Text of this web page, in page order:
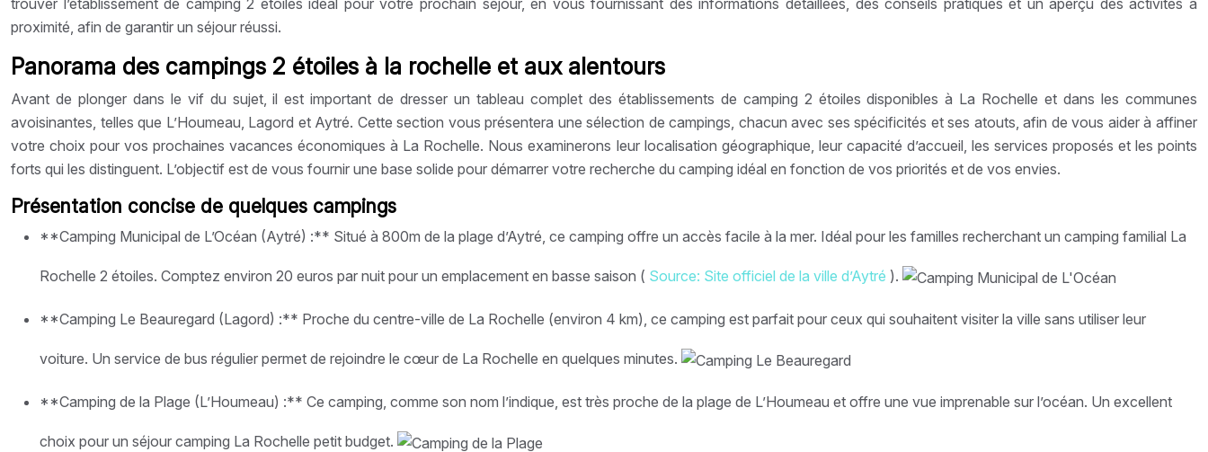
trouver l’établissement de camping 2 étoiles idéal pour votre prochain séjour, en vous fournissant des informations détaillées, des conseils pratiques et un aperçu des activités à
proximité, afin de garantir un séjour réussi.
Panorama des campings 2 étoiles à la rochelle et aux alentours
Avant de plonger dans le vif du sujet, il est important de dresser un tableau complet des établissements de camping 2 étoiles disponibles à La Rochelle et dans les communes
avoisinantes, telles que L’Houmeau, Lagord et Aytré. Cette section vous présentera une sélection de campings, chacun avec ses spécificités et ses atouts, afin de vous aider à affiner
votre choix pour vos prochaines vacances économiques à La Rochelle. Nous examinerons leur localisation géographique, leur capacité d’accueil, les services proposés et les points
forts qui les distinguent. L’objectif est de vous fournir une base solide pour démarrer votre recherche du camping idéal en fonction de vos priorités et de vos envies.
Présentation concise de quelques campings
**Camping Municipal de L’Océan (Aytré) :** Situé à 800m de la plage d’Aytré, ce camping offre un accès facile à la mer. Idéal pour les familles recherchant un camping familial La
Rochelle 2 étoiles. Comptez environ 20 euros par nuit pour un emplacement en basse saison ( Source: Site officiel de la ville d’Aytré ).
**Camping Le Beauregard (Lagord) :** Proche du centre-ville de La Rochelle (environ 4 km), ce camping est parfait pour ceux qui souhaitent visiter la ville sans utiliser leur
voiture. Un service de bus régulier permet de rejoindre le cœur de La Rochelle en quelques minutes.
**Camping de la Plage (L’Houmeau) :** Ce camping, comme son nom l’indique, est très proche de la plage de L’Houmeau et offre une vue imprenable sur l’océan. Un excellent
choix pour un séjour camping La Rochelle petit budget.